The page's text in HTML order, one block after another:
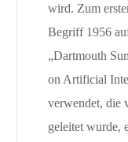
wird. Zum
Begriff 1956
„Dartmouth
on Artificial
verwendet, die
geleitet wurde,